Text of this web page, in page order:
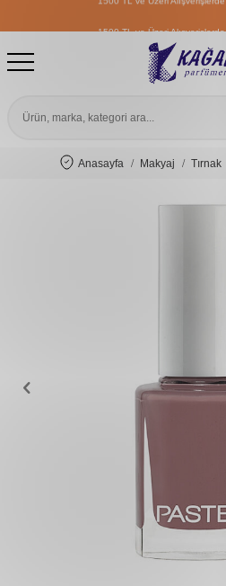
1500 TL ve Üzeri Alışverişlerde
1500 TL ve Üzeri Alışverişlerde
Anasayfa Makyaj Tırnak